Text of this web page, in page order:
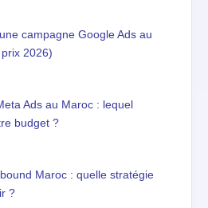
campagne Google Ads au
2026)
Ads au Maroc : lequel
budget ?
Maroc : quelle stratégie
?